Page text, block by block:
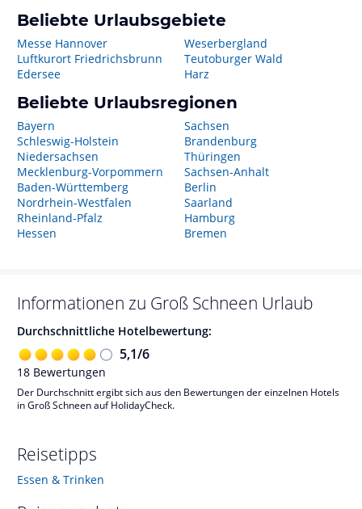
Beliebte Urlaubsgebiete
Messe Hannover
Luftkurort Friedrichsbrunn
Edersee
Weserbergland
Teutoburger Wald
Harz
Beliebte Urlaubsregionen
Bayern
Schleswig-Holstein
Niedersachsen
Mecklenburg-Vorpommern
Baden-Württemberg
Nordrhein-Westfalen
Rheinland-Pfalz
Hessen
Sachsen
Brandenburg
Thüringen
Sachsen-Anhalt
Berlin
Saarland
Hamburg
Bremen
Informationen zu Groß Schneen Urlaub
Durchschnittliche Hotelbewertung:
5,1/6
18 Bewertungen
Der Durchschnitt ergibt sich aus den Bewertungen der einzelnen Hotels
in Groß Schneen auf HolidayCheck.
Reisetipps
Essen & Trinken